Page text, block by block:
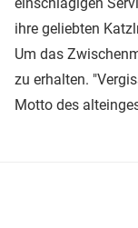
ihre geliebten
Um das
zu erhalten.
Motto des